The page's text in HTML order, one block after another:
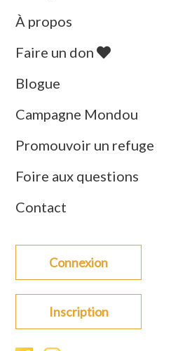
À propos
Faire un don
Blogue
Campagne Mondou
Promouvoir un refuge
Foire aux questions
Contact
Connexion
Inscription